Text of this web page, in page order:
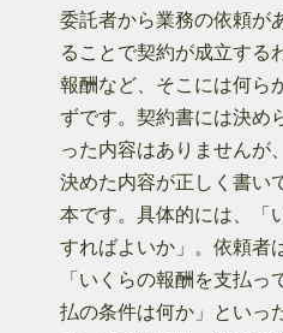
委託者から業務の依頼が
ることで契約が成立する
報酬など、そこには何ら
ずです。契約書には決め
った内容はありませんが
決めた内容が正しく書い
本です。具体的には、「
すればよいか」。依頼者
「いくらの報酬を支払っ
払の条件は何か」といっ